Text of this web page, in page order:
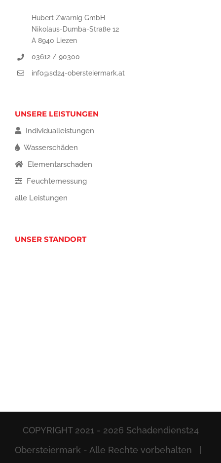
Hubert Zwarnig GmbH
Nikolaus-Dumba-Straße 12
A 8940 Liezen
03612 / 90300
info@sd24-obersteiermark.at
UNSERE LEISTUNGEN
Individualleistungen
Wasserschäden
Elementarschaden
Feuchtemessung
alle Leistungen
UNSER STANDORT
COPYRIGHT 2021 - 2026 Schadendienst24
Obersteiermark - Alle Rechte vorbehalten |